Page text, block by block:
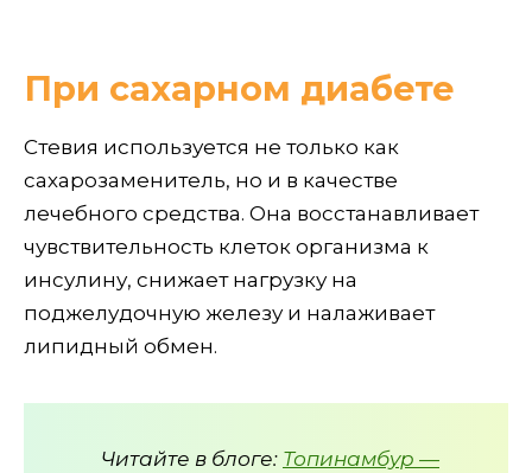
При сахарном диабете
Стевия используется не только как
сахарозаменитель, но и в качестве
лечебного средства. Она восстанавливает
чувствительность клеток организма к
инсулину, снижает нагрузку на
поджелудочную железу и налаживает
липидный обмен.
Читайте в блоге: Топинамбур —